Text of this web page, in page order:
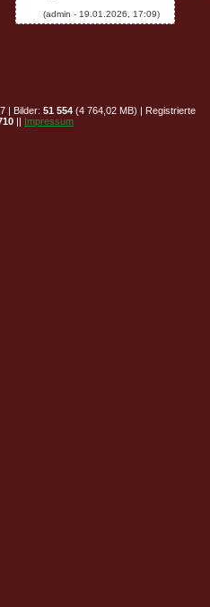
| Bilder: 51 554(4 764,02 MB) | Registrierte
|| Impressum